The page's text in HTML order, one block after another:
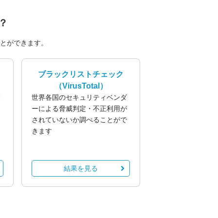
ができます。
ブラックリストチェック
（VirusTotal）
世界各国のセキュリティベンダ
ーによる脅威判定・不正利用が
されていないか調べることがで
きます
結果を見る